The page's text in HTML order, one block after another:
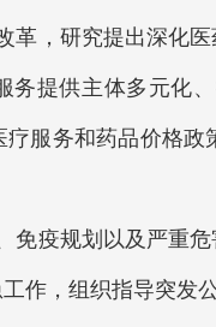
，研究提出深化医
务提供主体多元化
服务和药品价格
疫规划以及严重危
作，组织指导突发